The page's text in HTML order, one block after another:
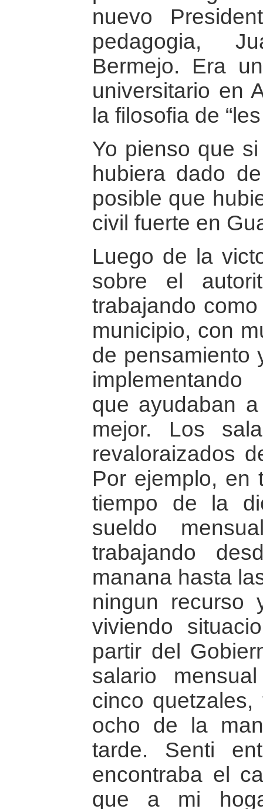
nuevo
pedagogia,
Bermejo. Era
universitario en
la filosofia de
Yo pienso que
hubiera dado
posible que
civil fuerte en
Luego de la
sobre el
trabajando
municipio, con
de pensamiento
que ayudaban
mejor. Los
revaloraizados
Por ejemplo, en
tiempo de la
sueldo
trabajando
manana hasta
ningun recurso
viviendo
partir del
salario
cinco
ocho de la
tarde. Senti
encontraba el
que a mi